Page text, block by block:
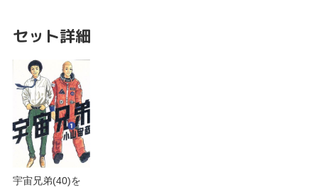
セット詳細
宇宙兄弟(40)を